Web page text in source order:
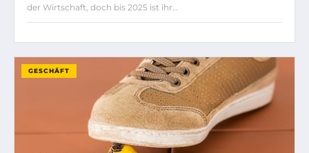
der Wirtschaft, doch bis 2025 ist ihr…
GESCHÄFT